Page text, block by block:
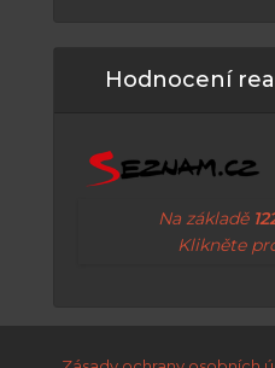
Hodnocení
Na základě
Klikněte